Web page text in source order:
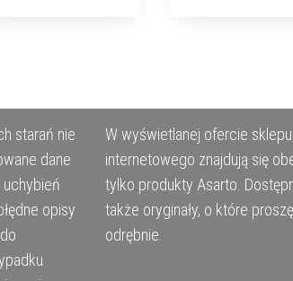
starań nie
dane
opisy
W wyświetlanej ofercie sklepu
internetowego znajdują się
tylko produkty Asarto.
także oryginały, o które
odrębnie.